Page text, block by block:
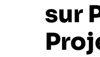
sur